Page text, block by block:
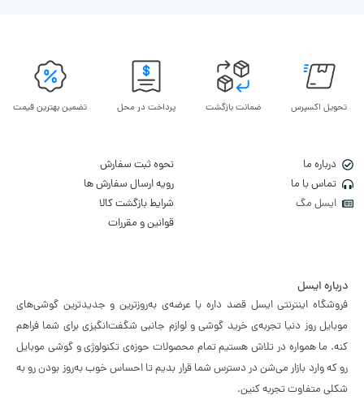
تحویل اکسپرس ضمانت بازگشت پرداخت در محل تضمین بهترین قیمت
درباره ما
تماس با ما
ایسل مگ
نحوه ثبت سفارش
رویه ارسال سفارش ها
شرایط بازگشت کالا
قوانین و مقررات
درباره ایسل
فروشگاه اینترنتی ایسل قصد داره با عرضه‌ی به‌روزترین و جدیدترین گوشی‌های
موبایل روز دنیا تجربه‌ی خرید گوشی و لوازم جانبی شگفت‌انگیزی برای شما فراهم
کنه. ما همواره در تلاش هستیم تمام محصولات حوزه‌ی تکنولوژی و گوشی موبایل
رو که وارد بازار می‌شن در دسترس شما قرار بدیم تا احساس خوب به‌روز بودن رو به
شکلی متفاوت تجربه کنین.